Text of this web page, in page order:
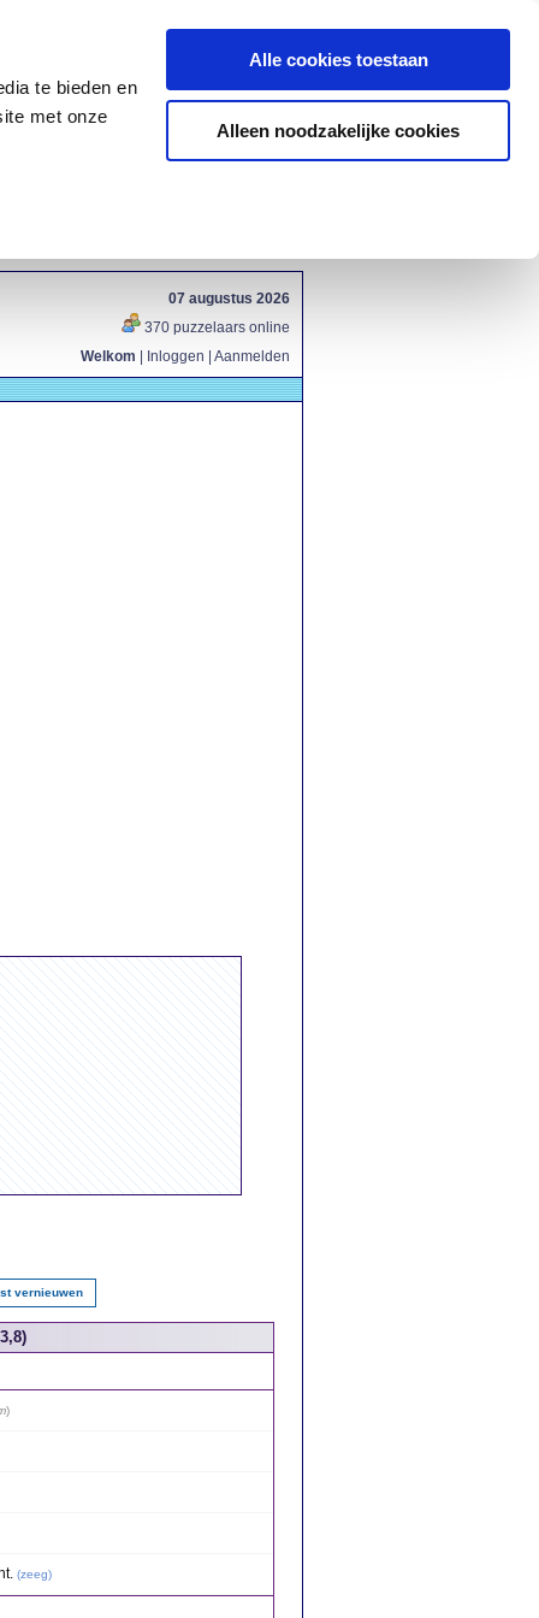
te bieden en
met onze
Alle cookies toestaan
Alleen noodzakelijke cookies
07 augustus 2026
370 puzzelaars online
Welkom
Inloggen Aanmelden
vernieuwen
)
(zeeg)